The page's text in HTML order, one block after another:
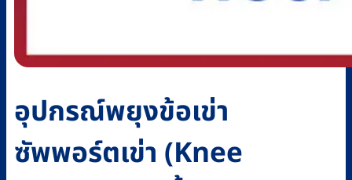
อุปกรณ์พยุงข้อเข่า
ซัพพอร์ตเข่า (Knee